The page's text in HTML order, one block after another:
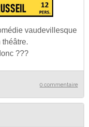
vaudevillesque
???
0 commentaire